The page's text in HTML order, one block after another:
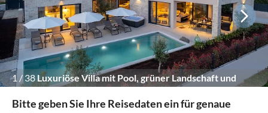
1 /38Luxuriöse Villa mit Pool, grüner Landschaft und
Bitte geben Sie Ihre Reisedaten ein für genaue